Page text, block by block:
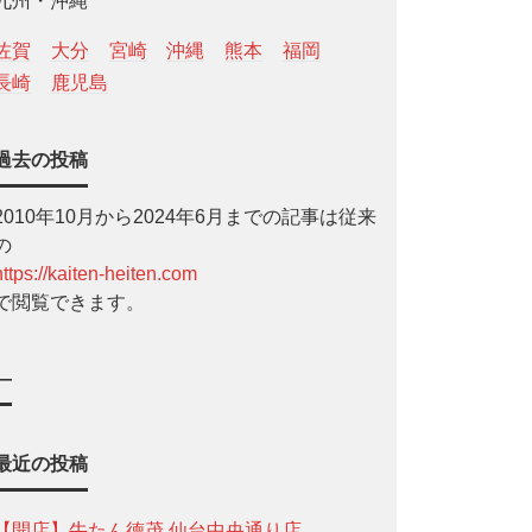
賀 大分 宮崎 沖縄 熊本
福岡
崎
鹿児島
去の投稿
年10月から2024年6月までの記事は従来
kaiten-heiten.com
閲覧できます。
近の投稿